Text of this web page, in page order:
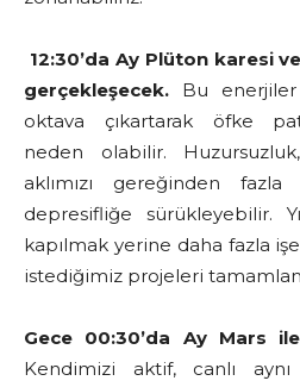
12:30’da Ay Plüton karesi
gerçekleşecek. Bu enerjiler
oktava çıkartarak öfke
neden olabilir.
aklımızı gereğinden
depresifliğe sürükleyebilir.
kapılmak yerine daha fazla
istediğimiz projeleri
Gece 00:30’da Ay Mars
Kendimizi aktif, canlı